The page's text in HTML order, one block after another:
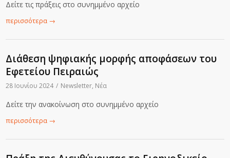
Δείτε τις πράξεις στο συνημμένο αρχείο
περισσότερα →
Διάθεση ψηφιακής μορφής αποφάσεων του
Εφετείου Πειραιώς
28 Ιουνίου 2024 / Newsletter, Νέα
Δείτε την ανακοίνωση στο συνημμένο αρχείο
περισσότερα →